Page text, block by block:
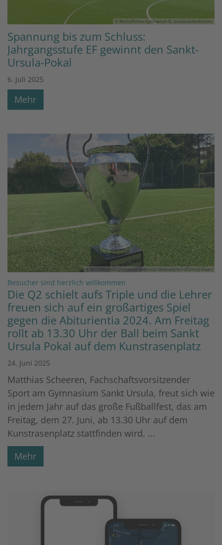
© Bischöfliches Gymnasium St. Ursula Geilenkirchen
Spannung bis zum Schluss:
Jahrgangsstufe EF gewinnt den Sankt-
Ursula-Pokal
6. Juli 2025
Mehr
© Bischöfliches Gymnasium St. Ursula Geilenkirchen (Dominik Esser)
Besucher sind herzlich willkommen
Die Q2 schielt aufs Triple und die Lehrer
freuen sich auf ein großartiges Spiel
gegen die Abiturientia 2024. Am Freitag
rollt ab 13.30 Uhr der Ball beim Sankt
Ursula Pokal auf dem Kunstrasenplatz
24. Juni 2025
Matthias Scheeren, Fachschaftsvorsitzender
Sport am Gymnasium Sankt Ursula, freut sich wie
in jedem Jahr auf das große Fußballfest, das am
Freitag, dem 27. Juni, ab 13.30 Uhr auf dem
Kunstrasenplatz stattfinden wird. ...
Mehr